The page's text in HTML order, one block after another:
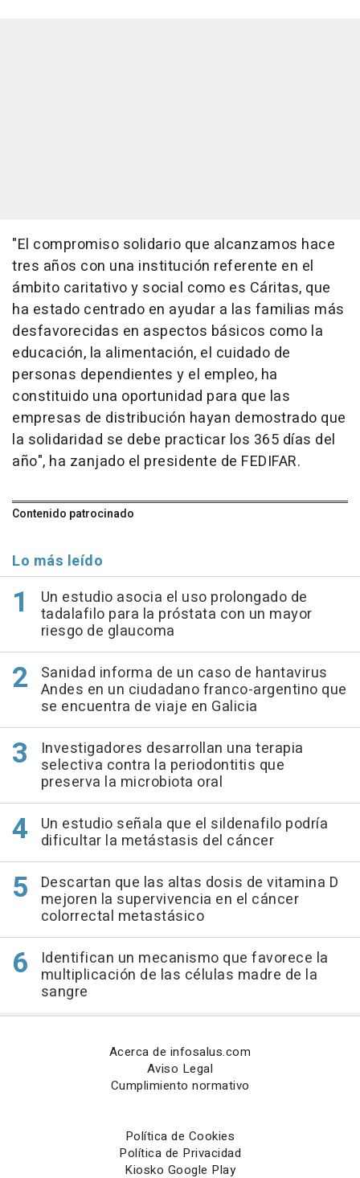
"El compromiso solidario que alcanzamos hace
tres años con una institución referente en el
ámbito caritativo y social como es Cáritas, que
ha estado centrado en ayudar a las familias más
desfavorecidas en aspectos básicos como la
educación, la alimentación, el cuidado de
personas dependientes y el empleo, ha
constituido una oportunidad para que las
empresas de distribución hayan demostrado que
la solidaridad se debe practicar los 365 días del
año", ha zanjado el presidente de FEDIFAR.
Contenido patrocinado
Lo más leído
Un estudio asocia el uso prolongado de
tadalafilo para la próstata con un mayor
riesgo de glaucoma
Sanidad informa de un caso de hantavirus
Andes en un ciudadano franco-argentino que
se encuentra de viaje en Galicia
Investigadores desarrollan una terapia
selectiva contra la periodontitis que
preserva la microbiota oral
Un estudio señala que el sildenafilo podría
dificultar la metástasis del cáncer
Descartan que las altas dosis de vitamina D
mejoren la supervivencia en el cáncer
colorrectal metastásico
Identifican un mecanismo que favorece la
multiplicación de las células madre de la
sangre
Acerca de infosalus.com
Aviso Legal
Cumplimiento normativo
Política de Cookies
Política de Privacidad
Kiosko Google Play